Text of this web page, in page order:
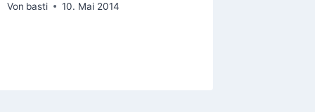
Von basti 10. Mai 2014